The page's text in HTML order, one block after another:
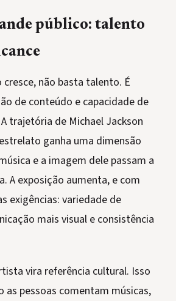
público: talento
cresce, não basta talento. É
de conteúdo e capacidade de
trajetória de Michael Jackson
ganha uma dimensão
e a imagem dele passam a
A exposição aumenta, e com
exigências: variedade de
mais visual e consistência
vira referência cultural. Isso
as pessoas comentam músicas,